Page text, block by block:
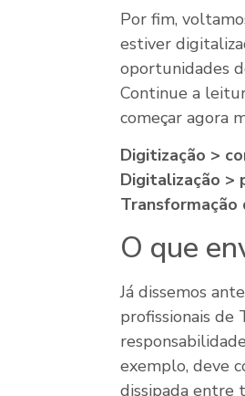
Por fim,
estiver
oportunidades
Continue a
começar agora
Digitização >
Digitalização >
O que
Já dissemos
profissionais de
exemplo, deve
dissipada entre